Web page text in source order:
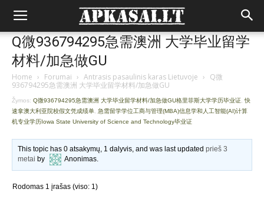
Q微936794295急需澳洲 大学毕业留学
材料/加急做GU
Home › Forumai › Antrasis pasaulinis karas Lietuvoje › Q微
936794295急需澳洲 大学毕业留学材料/加急做GU
Žymos: Q微936794295急需澳洲 大学毕业留学材料/加急做GU格里菲斯大学学历毕业证 快
速拿澳大利亚院校假文凭成绩单 急需留学学位工商与管理(MBA)信息学和人工智能(AI)计算
机专业学历Iowa State University of Science and Technology毕业证
This topic has 0 atsakymų, 1 dalyvis, and was last updatedprieš 3
metai by Anonimas.
Rodomas 1 įrašas (viso: 1)